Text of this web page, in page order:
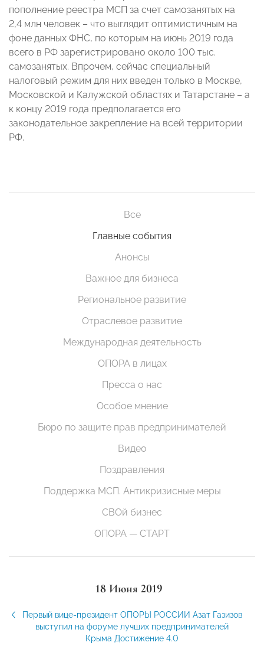
пополнение реестра МСП за счет самозанятых на
2,4 млн человек – что выглядит оптимистичным на
фоне данных ФНС, по которым на июнь 2019 года
всего в РФ зарегистрировано около 100 тыс.
самозанятых. Впрочем, сейчас специальный
налоговый режим для них введен только в Москве,
Московской и Калужской областях и Татарстане – а
к концу 2019 года предполагается его
законодательное закрепление на всей территории
РФ.
Все
Главные события
Анонсы
Важное для бизнеса
Региональное развитие
Отраслевое развитие
Международная деятельность
ОПОРА в лицах
Пресса о нас
Особое мнение
Бюро по защите прав предпринимателей
Видео
Поздравления
Поддержка МСП. Антикризисные меры
СВОй бизнес
ОПОРА — СТАРТ
18 Июня 2019
Первый вице-президент ОПОРЫ РОССИИ Азат Газизов
выступил на форуме лучших предпринимателей
Крыма Достижение 4.0